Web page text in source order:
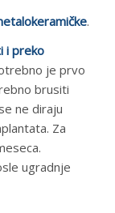
.
i preko
je prvo
brusiti
ne diraju
Za
ugradnje